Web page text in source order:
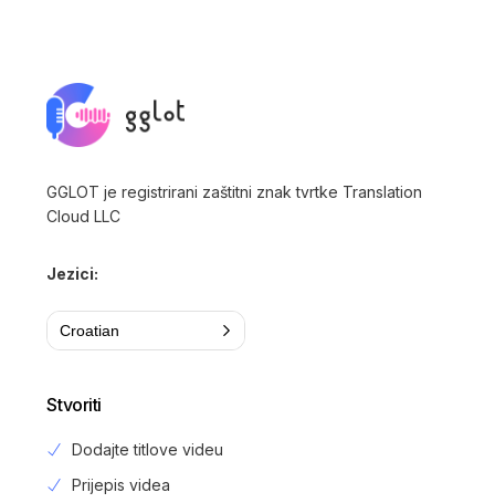
GGLOT je registrirani zaštitni znak tvrtke Translation
Cloud LLC
Jezici:
Croatian
Stvoriti
Dodajte titlove videu
Prijepis videa